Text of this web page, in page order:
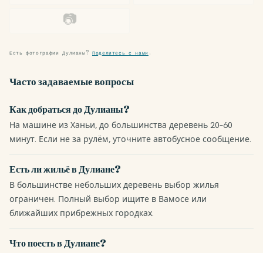
📷
Есть фотографии Дулианы? Поделитесь с нами .
Часто задаваемые вопросы
Как добраться до Дулианы?
На машине из Ханьи, до большинства деревень 20–60
минут. Если не за рулём, уточните автобусное сообщение.
Есть ли жильё в Дулиане?
В большинстве небольших деревень выбор жилья
ограничен. Полный выбор ищите в Вамосе или
ближайших прибрежных городках.
Что поесть в Дулиане?